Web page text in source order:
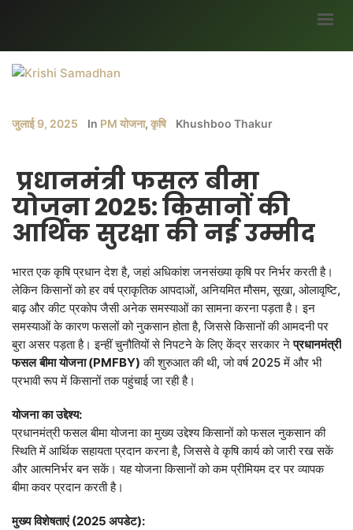
मुख्यपृष्ठ
ब्लॉग
सर्वे
अवसर
मौसम जानकारी
उपज
सरकारी योजनाएं
गैलरी
LOGIN DONATE
ENGLISH
जुलाई 9, 2025 In PM योजना, कृषि Khushboo Thakur
प्रधानमंत्रीफसलबीमा
योजना2025:किसानोंकी
आर्थिकसुरक्षाकीनईउम्मीद
भारत एक कृषि प्रधान देश है, जहां अधिकांश जनसंख्या कृषि पर निर्भर करती है।
लेकिन किसानों को हर वर्ष प्राकृतिक आपदाओं, अनियमित मौसम, सूखा, ओलावृष्टि,
बाढ़ और कीट प्रकोप जैसी अनेक समस्याओं का सामना करना पड़ता है। इन
समस्याओं के कारण फसलों को नुकसान होता है, जिससे किसानों की आमदनी पर
बुरा असर पड़ता है। इन्हीं चुनौतियों से निपटने के लिए केंद्र सरकार नेप्रधानमंत्री
फसल बीमा योजना(PMFBY) की शुरुआत की थी, जो वर्ष 2025 में और भी
प्रभावी रूप में किसानों तक पहुंचाई जा रही है।
योजना का उद्देश्य:
प्रधानमंत्री फसल बीमा योजना का मुख्य उद्देश्य किसानों को फसल नुकसान की
स्थिति में आर्थिक सहायता प्रदान करना है, जिससे वे कृषि कार्य को जारी रख सकें
और आत्मनिर्भर बन सकें। यह योजना किसानों को कम प्रीमियम दर पर व्यापक
बीमा कवर प्रदान करती है।
मुख्य विशेषताएं(2025 अपडेट):